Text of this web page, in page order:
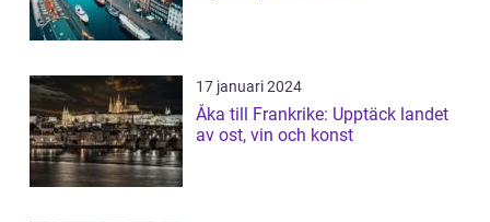
17 januari 2024
Åka till Frankrike: Upptäck landet
av ost, vin och konst